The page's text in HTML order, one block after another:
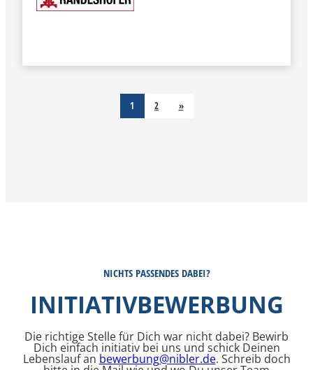
1 2
NICHTS PASSENDES DABEI?
INITIATIVBEWERBUNG
Die richtige Stelle für Dich war nicht dabei? Bewirb
Dich einfach initiativ bei uns und schick Deinen
Lebenslauf an bewerbung@nibler.de. Schreib doch